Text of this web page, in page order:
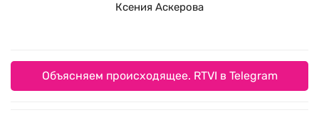
Ксения Аскерова
Объясняем происходящее. RTVI в Telegram